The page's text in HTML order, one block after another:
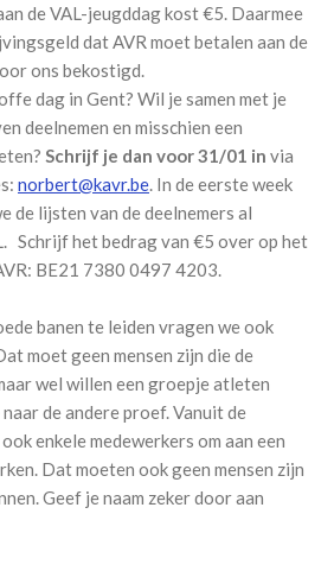
de VAL-jeugddag kost €5. Daarmee
dat AVR moet betalen aan de
ons bekostigd.
dag in Gent? Wil je samen met je
deelnemen en misschien een
Schrijf je dan voor 31/01 in via
norbert@kavr.be. In de eerste week
de lijsten van de deelnemers al
Schrijf het bedrag van €5 over op het
BE21 7380 0497 4203.
banen te leiden vragen we ook
moet geen mensen zijn die de
wel willen een groepje atleten
de andere proef. Vanuit de
enkele medewerkers om aan een
Dat moeten ook geen mensen zijn
Geef je naam zeker door aan